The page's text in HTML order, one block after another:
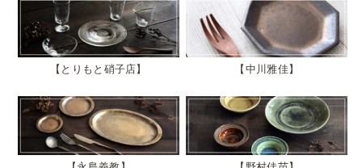
とりもと硝子店 中川雅佳